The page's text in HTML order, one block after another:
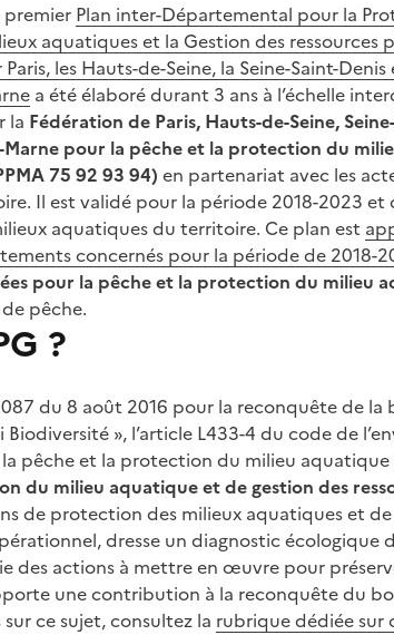
premier Plan inter-Départemental pour la
aquatiques et la Gestion des ressources
Paris, les Hauts-de-Seine, la Seine-Saint-
a été élaboré durant 3 ans à l’échelle
la Fédération de Paris, Hauts-de-Seine,
Marne pour la pêche et la protection du
75 92 93 94) en partenariat avec les
Il est validé pour la période 2018-2023
aquatiques du territoire. Ce plan est
concernés pour la période de 2018-
pour la pêche et la protection du milieu
pêche.
?
du 8 août 2016 pour la reconquête de la
», l’article L433-4 du code de
pêche et la protection du milieu
du milieu aquatique et de gestion des
de protection des milieux aquatiques et
dresse un diagnostic écologique
des actions à mettre en œuvre pour
une contribution à la reconquête du
sur ce sujet, consultez la rubrique dédiée sur